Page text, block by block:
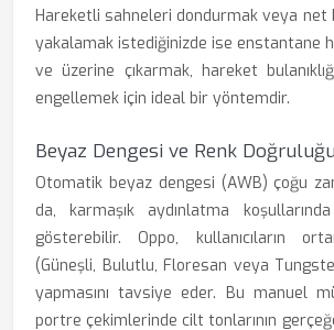
Hareketli sahneleri dondurmak veya net
yakalamak istediğinizde ise enstantane
ve üzerine çıkarmak, hareket
engellemek için ideal bir yöntemdir.
Beyaz Dengesi ve Renk Doğruluğu
Otomatik beyaz dengesi (AWB) çoğu
da, karmaşık aydınlatma
gösterebilir. Oppo, kullanıcıların
(Güneşli, Bulutlu, Floresan veya
yapmasını tavsiye eder. Bu manuel
portre çekimlerinde cilt tonlarının